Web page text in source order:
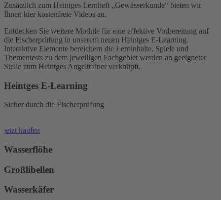
Zusätzlich zum Heintges Lernheft „Gewässerkunde“ bieten wir
Ihnen hier kostenfreie Videos an.
Entdecken Sie weitere Module für eine effektive Vorbereitung auf
die Fischerprüfung in unserem neuen Heintges E-Learning.
Interaktive Elemente bereichern die Lerninhalte. Spiele und
Thementests zu dem jeweiligen Fachgebiet werden an geeigneter
Stelle zum Heintges Angeltrainer verknüpft.
Heintges E-Learning
Sicher durch die Fischerprüfung
jetzt kaufen
Wasserflöhe
Großlibellen
Wasserkäfer